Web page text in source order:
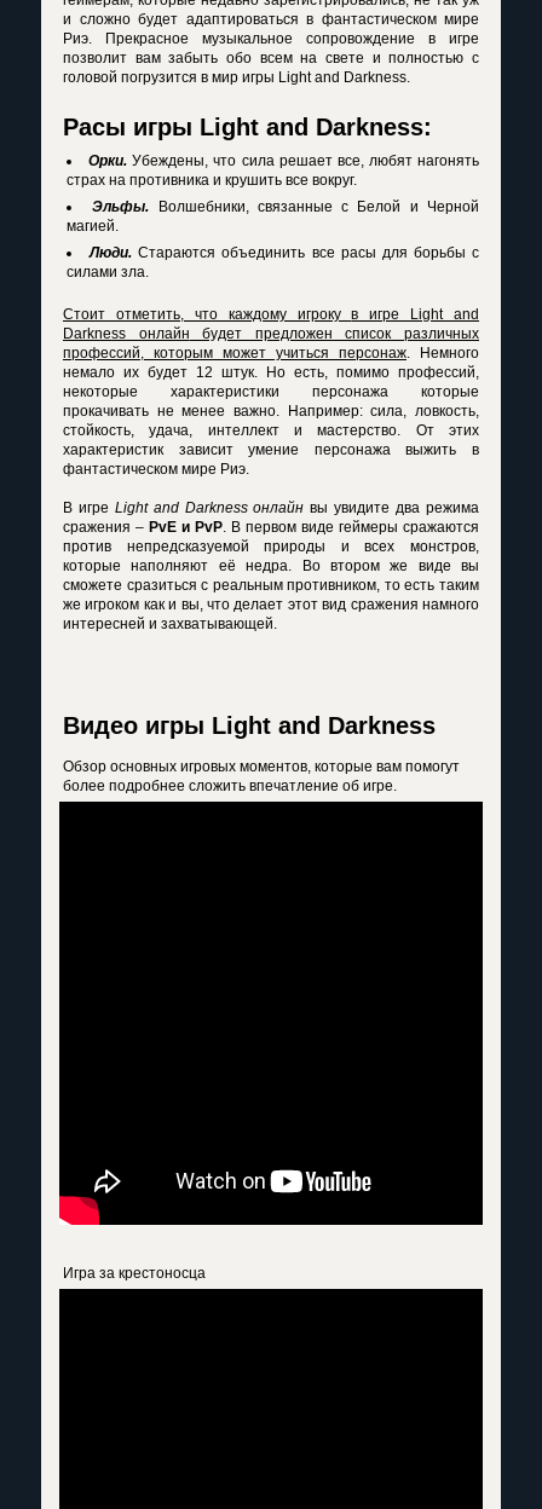
и сложно будет адаптироваться в фантастическом мире
Риэ. Прекрасное музыкальное сопровождение в игре
позволит вам забыть обо всем на свете и полностью с
головой погрузится в мир игры Light and Darkness.
Расы игры Light and Darkness:
Орки. Убеждены, что сила решает все, любят нагонять
страх на противника и крушить все вокруг.
Эльфы. Волшебники, связанные с Белой и Черной
магией.
Люди. Стараются объединить все расы для борьбы с
силами зла.
Стоит отметить, что каждому игрокув игре Light and
Darkness онлайн будет предложен список различных
профессий, которым может учиться персонаж . Немного
немало их будет 12 штук. Но есть, помимо профессий,
некоторые характеристики персонажа которые
прокачивать не менее важно. Например: сила, ловкость,
стойкость, удача, интеллект и мастерство. От этих
характеристик зависит умение персонажа выжить в
фантастическом мире Риэ.
В игре Light and Darkness онлайн вы увидите два режима
сражения – PvE и PvP . В первом виде геймеры сражаются
против непредсказуемой природы и всех монстров,
которые наполняют её недра. Во втором же виде вы
сможете сразиться с реальным противником, то есть таким
же игроком как и вы, что делает этот вид сражения намного
интересней и захватывающей.
Видео игры Light and Darkness
Обзор основных игровых моментов, которые вам помогут
более подробнее сложить впечатление об игре.
Игра за крестоносца